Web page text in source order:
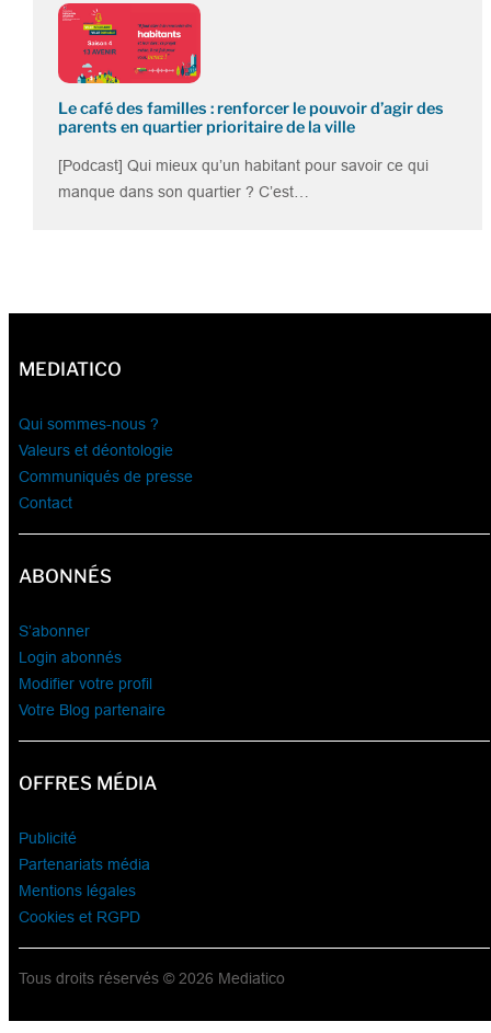
Le café des familles : renforcer le pouvoir d’agir des
parents en quartier prioritaire de la ville
[Podcast] Qui mieux qu’un habitant pour savoir ce qui
manque dans son quartier ? C’est…
MEDIATICO
Qui sommes-nous ?
Valeurs et déontologie
Communiqués de presse
Contact
ABONNÉS
S’abonner
Login abonnés
Modifier votre profil
Votre Blog partenaire
OFFRES MÉDIA
Publicité
Partenariats média
Mentions légales
Cookies et RGPD
Tous droits réservés © 2026 Mediatico